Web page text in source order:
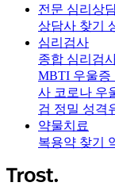
전문 심리상
상담사 찾기
심리검사
종합 심리검
MBTI 우울증
사 코로나 우
검 정밀 성격
약물치료
복용약 찾기